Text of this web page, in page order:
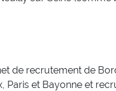
de recrutement de
Paris et Bayonne et